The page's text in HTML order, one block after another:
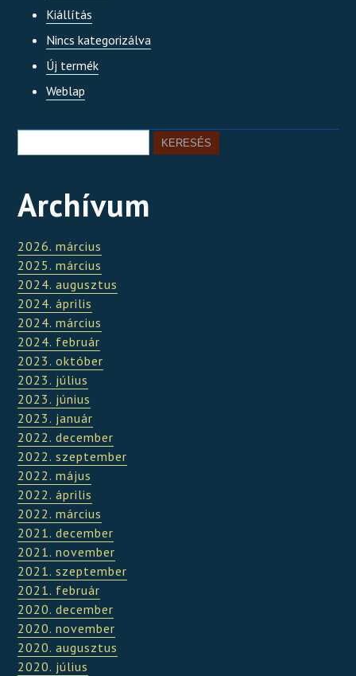
Kiállítás
Nincs kategorizálva
Új termék
Weblap
Archívum
2026. március
2025. március
2024. augusztus
2024. április
2024. március
2024. február
2023. október
2023. július
2023. június
2023. január
2022. december
2022. szeptember
2022. május
2022. április
2022. március
2021. december
2021. november
2021. szeptember
2021. február
2020. december
2020. november
2020. augusztus
2020. július